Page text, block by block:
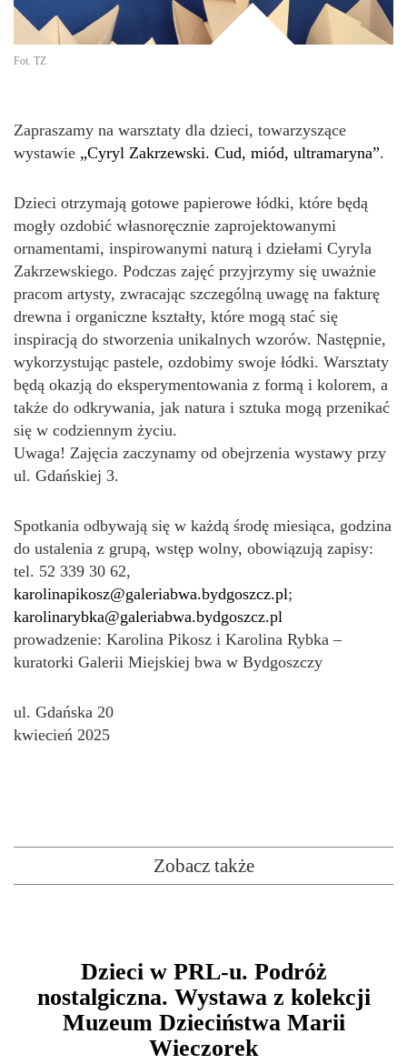
Fot. TZ
Zapraszamy na warsztaty dla dzieci, towarzyszące
wystawie „Cyryl Zakrzewski. Cud, miód, ultramaryna”.
Dzieci otrzymają gotowe papierowe łódki, które będą
mogły ozdobić własnoręcznie zaprojektowanymi
ornamentami, inspirowanymi naturą i dziełami Cyryla
Zakrzewskiego. Podczas zajęć przyjrzymy się uważnie
pracom artysty, zwracając szczególną uwagę na fakturę
drewna i organiczne kształty, które mogą stać się
inspiracją do stworzenia unikalnych wzorów. Następnie,
wykorzystując pastele, ozdobimy swoje łódki. Warsztaty
będą okazją do eksperymentowania z formą i kolorem, a
także do odkrywania, jak natura i sztuka mogą przenikać
się w codziennym życiu.
Uwaga! Zajęcia zaczynamy od obejrzenia wystawy przy
ul. Gdańskiej 3.
Spotkania odbywają się w każdą środę miesiąca, godzina
do ustalenia z grupą, wstęp wolny, obowiązują zapisy:
tel. 52 339 30 62,
karolinapikosz@galeriabwa.bydgoszcz.pl;
karolinarybka@galeriabwa.bydgoszcz.pl
prowadzenie: Karolina Pikosz i Karolina Rybka –
kuratorki Galerii Miejskiej bwa w Bydgoszczy
ul. Gdańska 20
kwiecień 2025
Zobacz także
Dzieci w PRL-u. Podróż
nostalgiczna. Wystawa z kolekcji
Muzeum Dzieciństwa Marii
Wieczorek